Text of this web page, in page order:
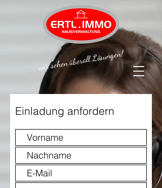
... wir sehen überall Lösungen!
Einladung anfordern